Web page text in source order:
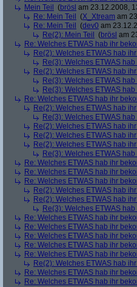
Mein Teil
(brösl am 23.12.2008,
Re: Mein Teil
(X_Xtream am
Re: Mein Teil
(dev0 am
Re(2): Mein Teil
(brösl am
Re: Welches ETWAS hab ihr
Re(2): Welches ETWAS hab
Re(3): Welches ETWAS
Re(2): Welches ETWAS hab
Re(3): Welches ETWAS
Re(3): Welches ETWAS
Re: Welches ETWAS hab ihr
Re(2): Welches ETWAS hab
Re(3): Welches ETWAS
Re(2): Welches ETWAS hab
Re(2): Welches ETWAS hab
Re(2): Welches ETWAS hab
Re(3): Welches ETWAS
Re: Welches ETWAS hab ihr
Re: Welches ETWAS hab ihr
Re: Welches ETWAS hab ihr
Re(2): Welches ETWAS hab
Re(2): Welches ETWAS hab
Re(3): Welches ETWAS
Re: Welches ETWAS hab ihr
Re: Welches ETWAS hab ihr
Re: Welches ETWAS hab ihr
Re: Welches ETWAS hab ihr
Re: Welches ETWAS hab ihr
Re(2): Welches ETWAS hab
Re: Welches ETWAS hab ihr
Re: Welches ETWAS hab ihr